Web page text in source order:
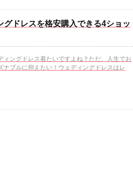
グドレスを格安購入できる4ショッ
ングドレス着たいですよね？ただ、人生でお
ブルに抑えたい！ウェディングドレスはレ